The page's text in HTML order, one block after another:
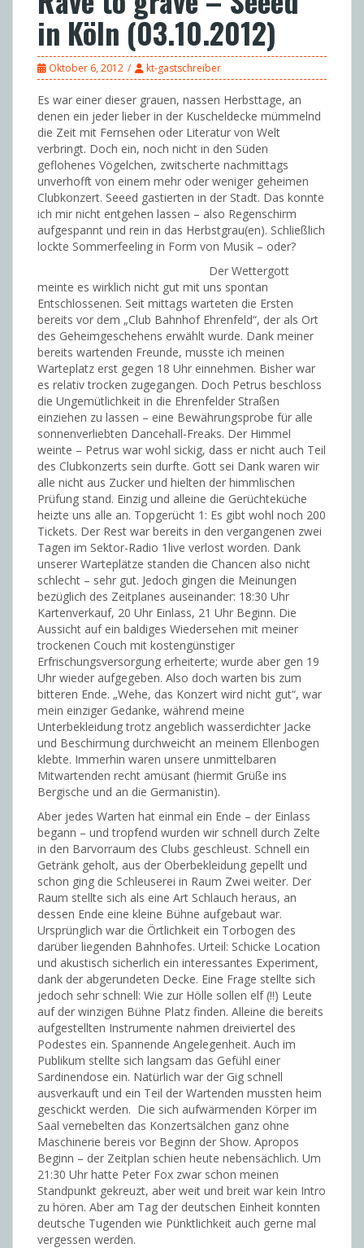
in Köln (03.10.2012)
Oktober 6, 2012 kt-gastschreiber
Es war einer dieser grauen, nassen Herbsttage, an
denen ein jeder lieber in der Kuscheldecke mümmelnd
die Zeit mit Fernsehen oder Literatur von Welt
verbringt. Doch ein, noch nicht in den Süden
geflohenes Vögelchen, zwitscherte nachmittags
unverhofft von einem mehr oder weniger geheimen
Clubkonzert. Seeed gastierten in der Stadt. Das konnte
ich mir nicht entgehen lassen – also Regenschirm
aufgespannt und rein in das Herbstgrau(en). Schließlich
lockte Sommerfeeling in Form von Musik – oder?
Der Wettergott
meinte es wirklich nicht gut mit uns spontan
Entschlossenen. Seit mittags warteten die Ersten
bereits vor dem „Club Bahnhof Ehrenfeld“, der als Ort
des Geheimgeschehens erwählt wurde. Dank meiner
bereits wartenden Freunde, musste ich meinen
Warteplatz erst gegen 18 Uhr einnehmen. Bisher war
es relativ trocken zugegangen. Doch Petrus beschloss
die Ungemütlichkeit in die Ehrenfelder Straßen
einziehen zu lassen – eine Bewährungsprobe für alle
sonnenverliebten Dancehall-Freaks. Der Himmel
weinte – Petrus war wohl sickig, dass er nicht auch Teil
des Clubkonzerts sein durfte. Gott sei Dank waren wir
alle nicht aus Zucker und hielten der himmlischen
Prüfung stand. Einzig und alleine die Gerüchteküche
heizte uns alle an. Topgerücht 1: Es gibt wohl noch 200
Tickets. Der Rest war bereits in den vergangenen zwei
Tagen im Sektor-Radio 1live verlost worden. Dank
unserer Warteplätze standen die Chancen also nicht
schlecht – sehr gut. Jedoch gingen die Meinungen
bezüglich des Zeitplanes auseinander: 18:30 Uhr
Kartenverkauf, 20 Uhr Einlass, 21 Uhr Beginn. Die
Aussicht auf ein baldiges Wiedersehen mit meiner
trockenen Couch mit kostengünstiger
Erfrischungsversorgung erheiterte; wurde aber gen 19
Uhr wieder aufgegeben. Also doch warten bis zum
bitteren Ende. „Wehe, das Konzert wird nicht gut“, war
mein einziger Gedanke, während meine
Unterbekleidung trotz angeblich wasserdichter Jacke
und Beschirmung durchweicht an meinem Ellenbogen
klebte. Immerhin waren unsere unmittelbaren
Mitwartenden recht amüsant (hiermit Grüße ins
Bergische und an die Germanistin).
Aber jedes Warten hat einmal ein Ende – der Einlass
begann – und tropfend wurden wir schnell durch Zelte
in den Barvorraum des Clubs geschleust. Schnell ein
Getränk geholt, aus der Oberbekleidung gepellt und
schon ging die Schleuserei in Raum Zwei weiter. Der
Raum stellte sich als eine Art Schlauch heraus, an
dessen Ende eine kleine Bühne aufgebaut war.
Ursprünglich war die Örtlichkeit ein Torbogen des
darüber liegenden Bahnhofes. Urteil: Schicke Location
und akustisch sicherlich ein interessantes Experiment,
dank der abgerundeten Decke. Eine Frage stellte sich
jedoch sehr schnell: Wie zur Hölle sollen elf (!!) Leute
auf der winzigen Bühne Platz finden. Alleine die bereits
aufgestellten Instrumente nahmen dreiviertel des
Podestes ein. Spannende Angelegenheit. Auch im
Publikum stellte sich langsam das Gefühl einer
Sardinendose ein. Natürlich war der Gig schnell
ausverkauft und ein Teil der Wartenden mussten heim
geschickt werden. Die sich aufwärmenden Körper im
Saal vernebelten das Konzertsälchen ganz ohne
Maschinerie bereis vor Beginn der Show. Apropos
Beginn – der Zeitplan schien heute nebensächlich. Um
21:30 Uhr hatte Peter Fox zwar schon meinen
Standpunkt gekreuzt, aber weit und breit war kein Intro
zu hören. Aber am Tag der deutschen Einheit konnten
deutsche Tugenden wie Pünktlichkeit auch gerne mal
vergessen werden.